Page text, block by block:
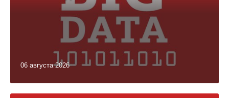
06 августа 2026